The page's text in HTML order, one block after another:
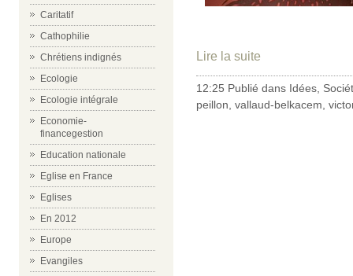
Caritatif
Cathophilie
Chrétiens indignés
Ecologie
Ecologie intégrale
Economie-
financegestion
Education nationale
Eglise en France
Eglises
En 2012
Europe
Evangiles
Lire la suite
12:25 Publié dans Idées
peillon vallaud-belkacem